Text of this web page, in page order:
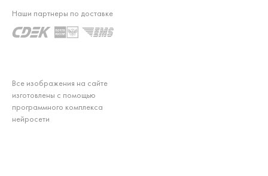
Все изображения на сайте
изготовлены с помощью
программного комплекса
нейросети
Наши партнеры по доставке